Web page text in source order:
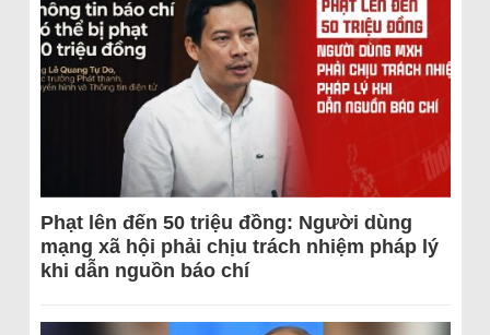
Phạt lên đến 50 triệu đồng: Người dùng
mạng xã hội phải chịu trách nhiệm pháp lý
khi dẫn nguồn báo chí